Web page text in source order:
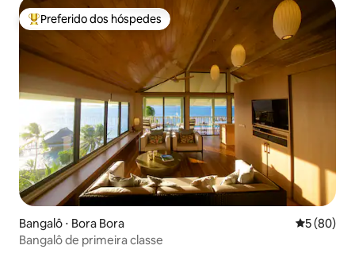
Entre os melhores preferidos dos hóspedes
Preferido dos hóspedes
Bangalô ⋅ Bora Bora 5 de uma
5 (80)
Bangalô de primeira classe